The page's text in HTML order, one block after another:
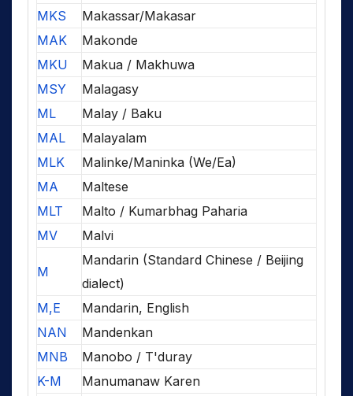
MKS
Makassar/Makasar
MAK
Makonde
MKU
Makua / Makhuwa
MSY
Malagasy
ML
Malay / Baku
MAL
Malayalam
MLK
Malinke/Maninka (We/Ea)
MA
Maltese
MLT
Malto / Kumarbhag Paharia
MV
Malvi
M
Mandarin (Standard Chinese / Beijing
dialect)
M,E
Mandarin, English
NAN
Mandenkan
MNB
Manobo / T'duray
K-M
Manumanaw Karen